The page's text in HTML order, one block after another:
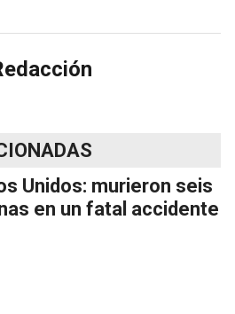
Unidos: murieron seis
en un fatal accidente